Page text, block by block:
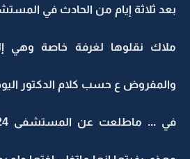
بعد ثلاثة إيام من الحادث في
ملاك نقلوها لغرفة خاصة وهي
والمفروض ع حسب كلام الدكتور